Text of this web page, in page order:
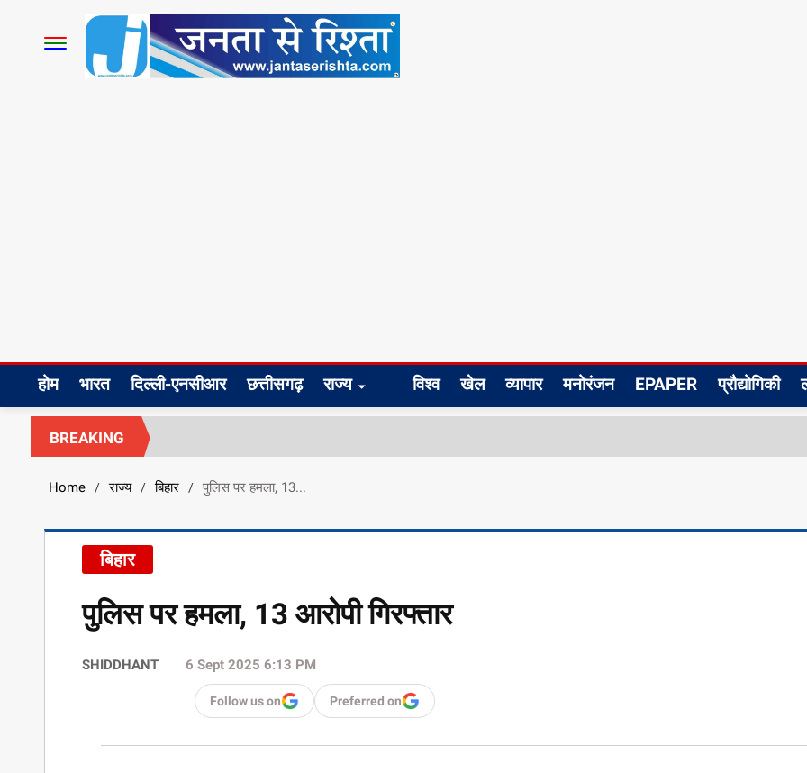
होम भारत दिल्ली-एनसीआर छत्तीसगढ़ राज्य विश्व खेल व्यापार मनोरंजन EPAPER प्रौद्योगिकी
BREAKING
Home / राज्य / बिहार / पुलिस पर हमला, 13...
बिहार
पुलिस पर हमला, 13 आरोपी गिरफ्तार
SHIDDHANT 6 Sept 2025 6:13 PM
Follow us on Preferred on